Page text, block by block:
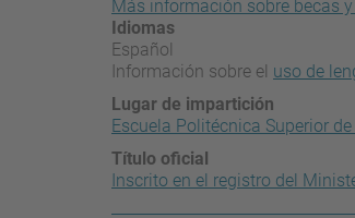
Más información sobre becas
Idiomas
Español
Información sobre el uso de
Lugar de impartición
Escuela Politécnica Superior
Título oficial
Inscrito en el registro del